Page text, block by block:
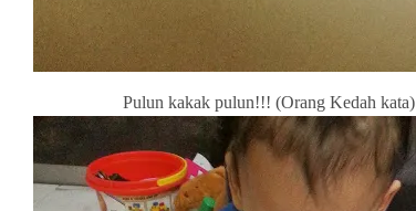
Pulun kakak pulun!!! (Orang Kedah kata)